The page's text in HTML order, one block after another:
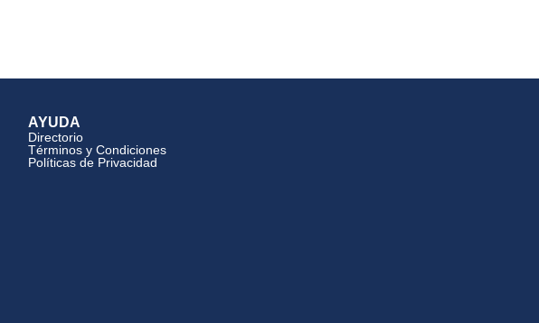
AYUDA
Directorio
Términos y Condiciones
Políticas de Privacidad